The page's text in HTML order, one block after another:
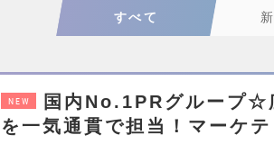
すべて
NEW
国内No.1PRグループ☆
を一気通貫で担当！マーケ